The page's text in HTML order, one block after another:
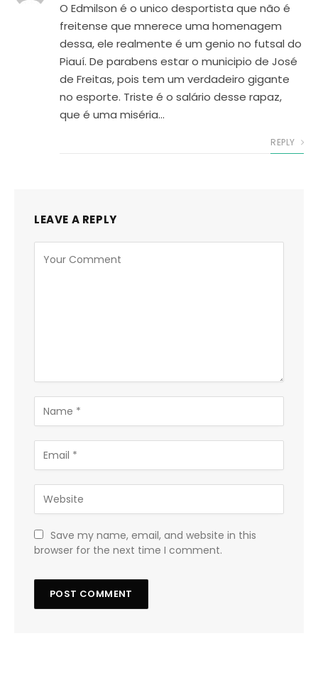
O Edmilson é o unico desportista que não é
freitense que mnerece uma homenagem
dessa, ele realmente é um genio no futsal do
Piauí. De parabens estar o municipio de José
de Freitas, pois tem um verdadeiro gigante
no esporte. Triste é o salário desse rapaz,
que é uma miséria…
REPLY
LEAVE A REPLY
Save my name, email, and website in this
browser for the next time I comment.